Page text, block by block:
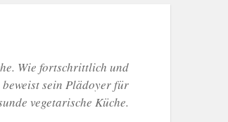
Wie fortschrittlich und
sein Plädoyer für
vegetarische Küche.